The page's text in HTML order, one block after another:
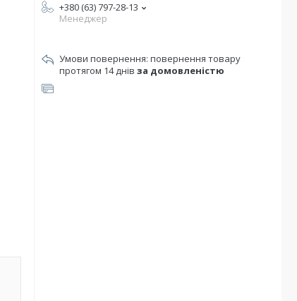
+380 (63) 797-28-13
Менеджер
повернення товару
протягом 14 днів за домовленістю